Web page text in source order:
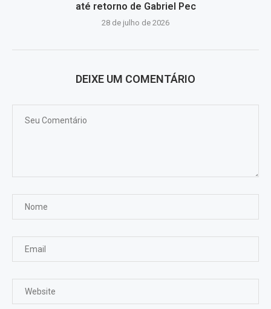
até retorno de Gabriel Pec
28 de julho de 2026
DEIXE UM COMENTÁRIO